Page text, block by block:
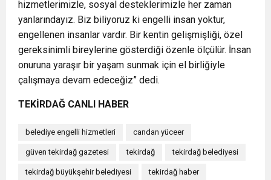
hizmetlerimizle, sosyal desteklerimizle her zaman
yanlarındayız. Biz biliyoruz ki engelli insan yoktur,
engellenen insanlar vardır. Bir kentin gelişmişliği, özel
gereksinimli bireylerine gösterdiği özenle ölçülür. İnsan
onuruna yaraşır bir yaşam sunmak için el birliğiyle
çalışmaya devam edeceğiz” dedi.
TEKİRDAĞ CANLI HABER
belediye engelli hizmetleri candan yüceer
güven tekirdağ gazetesi tekirdağ tekirdağ belediyesi
tekirdağ büyükşehir belediyesi tekirdağ haber